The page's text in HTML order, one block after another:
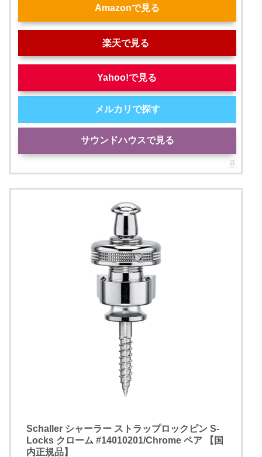
Amazonで見る
楽天で見る
Yahoo!で見る
メルカリで探す
サウンドハウスで見る
Schaller シャーラー ストラップロックピン S-
Locks クローム #14010201/Chrome ペア 【国
内正規品】